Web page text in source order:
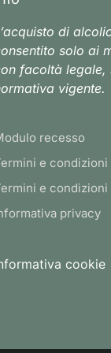
di
solo ai
facoltà legale,
vigente.
recesso
e
e condizioni
privacy
cookie